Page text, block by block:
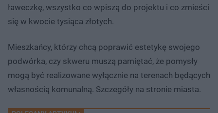
ławeczkę, wszystko co wpiszą do projektu i co zmieści
się w kwocie tysiąca złotych.
Mieszkańcy, którzy chcą poprawić estetykę swojego
podwórka, czy skweru muszą pamiętać, że pomysły
mogą być realizowane wyłącznie na terenach będących
własnością komunalną. Szczegóły na stronie miasta.